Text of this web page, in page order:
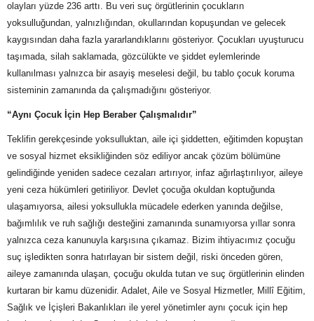
olayları yüzde 236 arttı. Bu veri suç örgütlerinin çocukların
yoksulluğundan, yalnızlığından, okullarından kopuşundan ve gelecek
kaygısından daha fazla yararlandıklarını gösteriyor. Çocukları uyuşturucu
taşımada, silah saklamada, gözcülükte ve şiddet eylemlerinde
kullanılması yalnızca bir asayiş meselesi değil, bu tablo çocuk koruma
sisteminin zamanında da çalışmadığını gösteriyor.
“Aynı Çocuk İçin Hep Beraber Çalışmalıdır”
Teklifin gerekçesinde yoksulluktan, aile içi şiddetten, eğitimden kopuştan
ve sosyal hizmet eksikliğinden söz ediliyor ancak çözüm bölümüne
gelindiğinde yeniden sadece cezaları artırıyor, infaz ağırlaştırılıyor, aileye
yeni ceza hükümleri getiriliyor. Devlet çocuğa okuldan koptuğunda
ulaşamıyorsa, ailesi yoksullukla mücadele ederken yanında değilse,
bağımlılık ve ruh sağlığı desteğini zamanında sunamıyorsa yıllar sonra
yalnızca ceza kanunuyla karşısına çıkamaz. Bizim ihtiyacımız çocuğu
suç işledikten sonra hatırlayan bir sistem değil, riski önceden gören,
aileye zamanında ulaşan, çocuğu okulda tutan ve suç örgütlerinin elinden
kurtaran bir kamu düzenidir. Adalet, Aile ve Sosyal Hizmetler, Millî Eğitim,
Sağlık ve İçişleri Bakanlıkları ile yerel yönetimler aynı çocuk için hep